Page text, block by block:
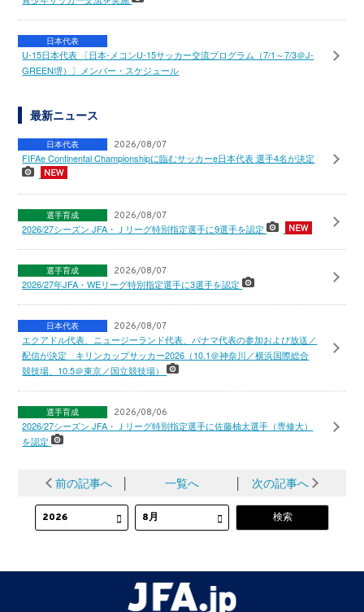
日本代表
U-15日本代表 〔日本-メコンU-15サッカー交流プログラム（7/1～7/3＠J-
GREEN堺）〕メンバー・スケジュール
最新ニュース
日本代表 2026/08/07
FIFAe Continental Championshipに臨むサッカーe日本代表 選手4名が決定
選手育成 2026/08/07
2026/27シーズン JFA・Ｊリーグ特別指定選手に9選手を認定
選手育成 2026/08/07
2026/27年JFA・WEリーグ特別指定選手に3選手を認定
日本代表 2026/08/07
エクアドル代表、ニュージーランド代表、パナマ代表の参加および放送／
配信が決定 キリンカップサッカー2026（10.1＠神奈川／横浜国際総合
競技場、10.5＠東京／国立競技場）
選手育成 2026/08/06
2026/27シーズン JFA・Ｊリーグ特別指定選手に佐藤柚太選手（専修大）
を認定
前の記事へ │ 一覧へ │ 次の記事へ